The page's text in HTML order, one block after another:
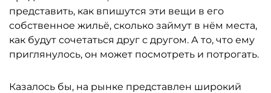
представить, как впишутся эти вещи в его
собственное жильё, сколько займут в нём места,
как будут сочетаться друг с другом. А то, что ему
приглянулось, он может посмотреть и потрогать.
Казалось бы, на рынке представлен широкий